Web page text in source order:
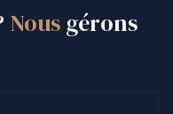
Nousgérons